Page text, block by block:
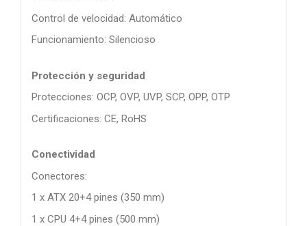
Control de velocidad: Automático
Funcionamiento: Silencioso
Protección y seguridad
Protecciones: OCP, OVP, UVP, SCP, OPP, OTP
Certificaciones: CE, RoHS
Conectividad
Conectores:
1 x ATX 20+4 pines (350 mm)
1 x CPU 4+4 pines (500 mm)